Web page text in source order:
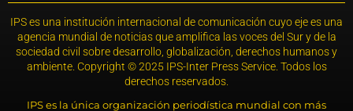
IPS es una institución internacional de comunicación cuyo eje es una
agencia mundial de noticias que amplifica las voces del Sur y de la
sociedad civil sobre desarrollo, globalización, derechos humanos y
ambiente. Copyright © 2025 IPS-Inter Press Service. Todos los
derechos reservados.
IPS es la única organización periodística mundial con más